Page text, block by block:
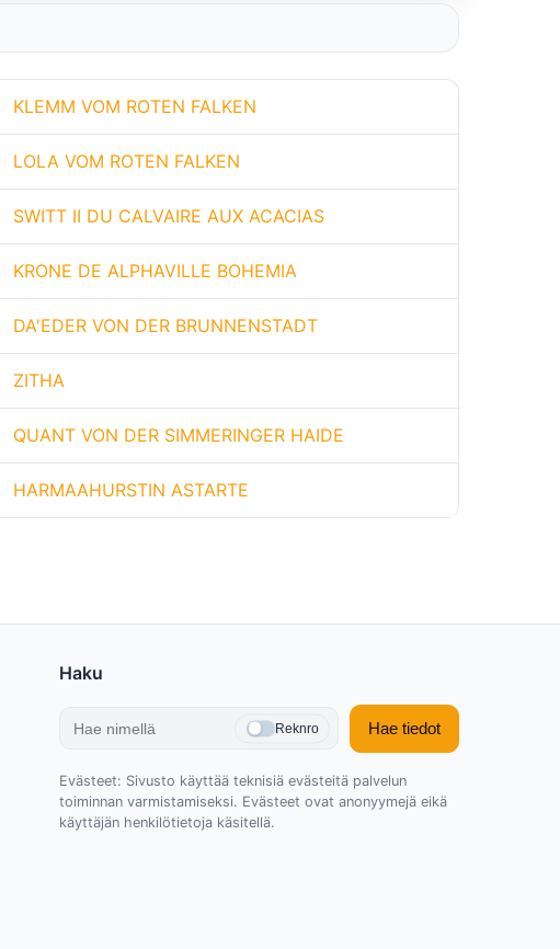
KLEMM VOM ROTEN FALKEN
LOLA VOM ROTEN FALKEN
SWITT II DU CALVAIRE AUX ACACIAS
KRONE DE ALPHAVILLE BOHEMIA
DA'EDER VON DER BRUNNENSTADT
ZITHA
QUANT VON DER SIMMERINGER HAIDE
HARMAAHURSTIN ASTARTE
Haku
Reknro Hae tiedot
Evästeet: Sivusto käyttää teknisiä evästeitä palvelun
toiminnan varmistamiseksi. Evästeet ovat anonyymejä eikä
käyttäjän henkilötietoja käsitellä.